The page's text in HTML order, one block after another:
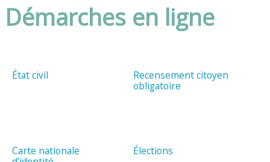
Démarches en ligne
État civil
Recensement citoyen
obligatoire
Carte nationale
Élections